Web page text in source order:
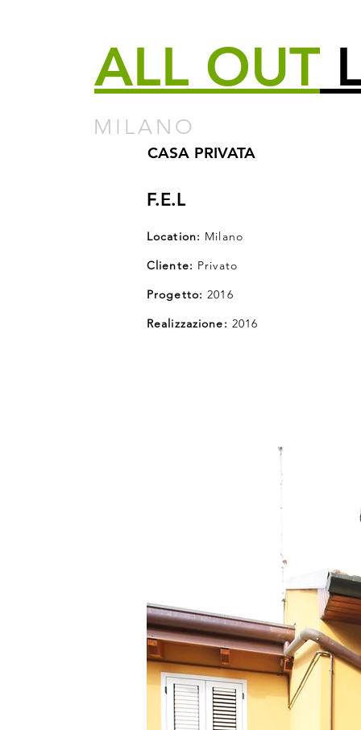
ALL OUT
MILANO
CASA PRIVATA
F.E.L
Location: Milano
Cliente: Privato
Progetto: 2016
Realizzazione: 2016